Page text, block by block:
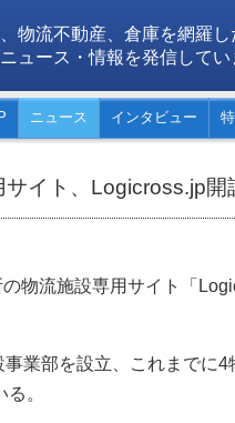
物流不動産、倉庫を網羅し
ュース・情報を発信してい
ニュース インタビュー
イト、Logicross.jp
物流施設専用サイト「
業部を設立、これまでに
。